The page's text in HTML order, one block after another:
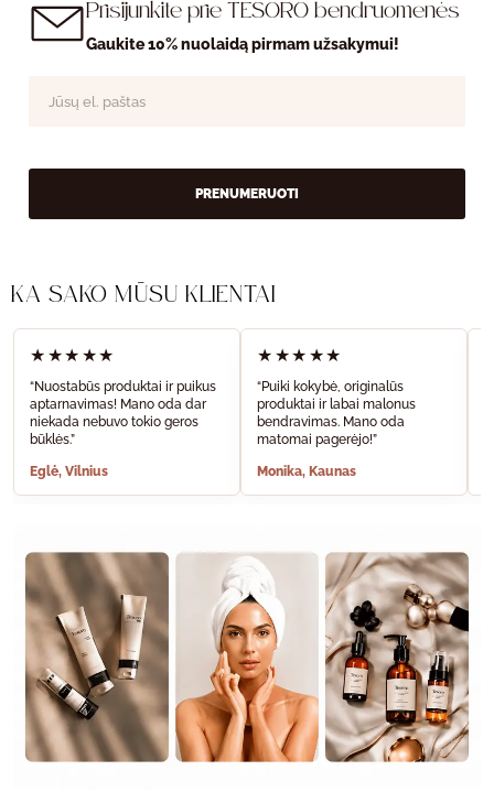
Prisijunkite prie TESORO bendruomenės
Gaukite 10% nuolaidą pirmam užsakymui!
PRENUMERUOTI
KĄ SAKO MŪSŲ KLIENTAI
★★★★★
“Nuostabūs produktai ir puikus
aptarnavimas! Mano oda dar
niekada nebuvo tokio geros
būklės.”
Eglė, Vilnius
★★★★★
“Puiki kokybė, originalūs
produktai ir labai malonus
bendravimas. Mano oda
matomai pagerėjo!”
Monika, Kaunas